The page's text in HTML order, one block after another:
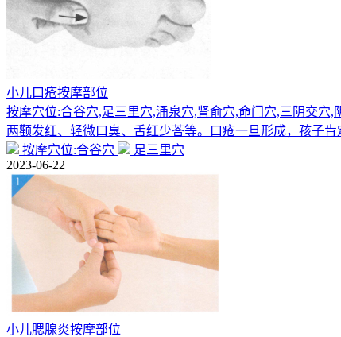
小儿口疮按摩部位
按摩穴位:合谷穴,足三里穴,涌泉穴,肾俞穴,命门穴,三阴交
两颧发红、轻微口臭、舌红少荅等。口疮一旦形成，孩子肯
按摩穴位:合谷穴
足三里穴
2023-06-22
小儿腮腺炎按摩部位